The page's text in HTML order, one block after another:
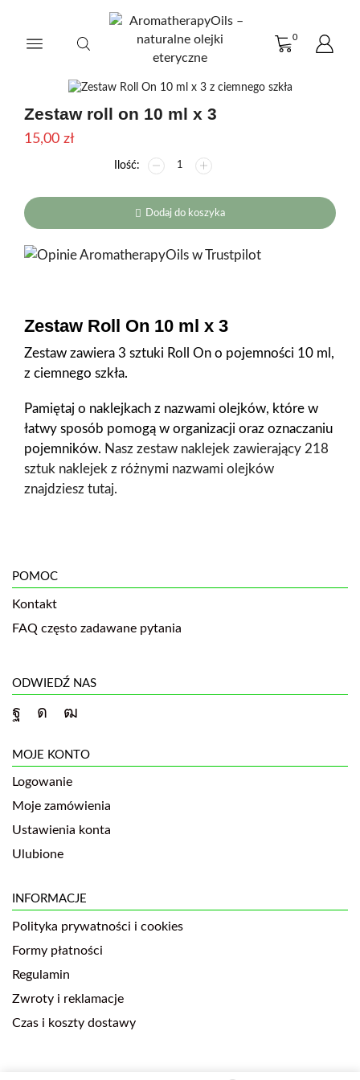
0
Zestaw roll on 10 ml x 3
15,00 zł
ilość
roll
on
10
x
Dodaj do koszyka
Zestaw Roll On 10 ml x 3
Zestaw zawiera 3 sztuki Roll On o pojemności 10 ml,
z ciemnego szkła.
Pamiętaj o naklejkach z nazwami olejków, które w
łatwy sposób pomogą w organizacji oraz oznaczaniu
pojemników. Nasz zestaw naklejek zawierający 218
sztuk naklejek z różnymi nazwami olejków
znajdziesz tutaj.
POMOC
Kontakt
FAQ często zadawane pytania
ODWIEDŹ NAS
MOJE KONTO
Logowanie
Moje zamówienia
Ustawienia konta
Ulubione
INFORMACJE
Polityka prywatności i cookies
Formy płatności
Regulamin
Zwroty i reklamacje
Czas i koszty dostawy